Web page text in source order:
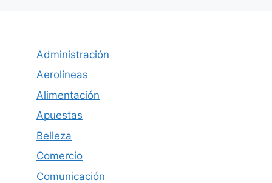
Administración
Aerolíneas
Alimentación
Apuestas
Belleza
Comercio
Comunicación